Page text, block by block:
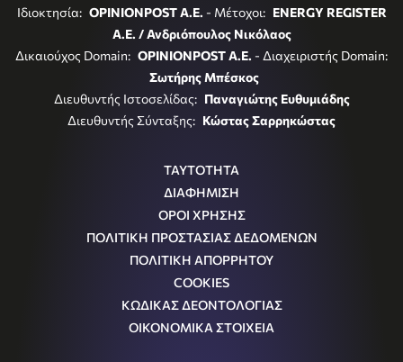
Ιδιοκτησία: OPINIONPOST A.E. - Μέτοχοι: ENERGY REGISTER
Α.Ε. / Ανδριόπουλος Νικόλαος
Δικαιούχος Domain: OPINIONPOST A.E. - Διαχειριστής Domain:
Σωτήρης Μπέσκος
Διευθυντής Ιστοσελίδας: Παναγιώτης Ευθυμιάδης
Διευθυντής Σύνταξης: Κώστας Σαρρηκώστας
ΤΑΥΤΟΤΗΤΑ
ΔΙΑΦΗΜΙΣΗ
ΟΡΟΙ ΧΡΗΣΗΣ
ΠΟΛΙΤΙΚΗ ΠΡΟΣΤΑΣΙΑΣ ΔΕΔΟΜΕΝΩΝ
ΠΟΛΙΤΙΚΗ ΑΠΟΡΡΗΤΟΥ
COOKIES
ΚΩΔΙΚΑΣ ΔΕΟΝΤΟΛΟΓΙΑΣ
ΟΙΚΟΝΟΜΙΚΑ ΣΤΟΙΧΕΙΑ